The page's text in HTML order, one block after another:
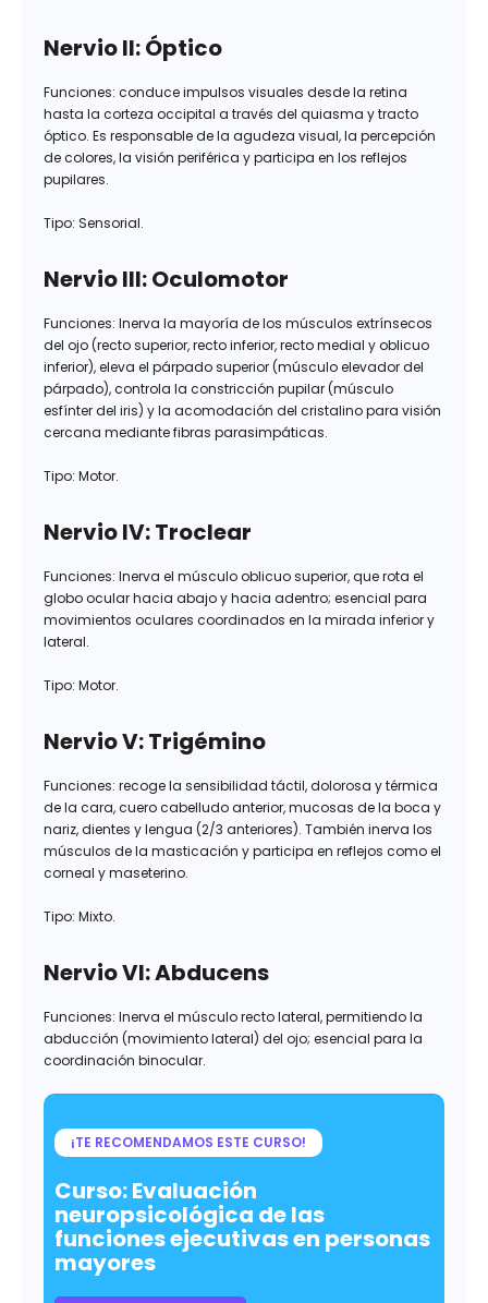
Nervio II: Óptico
Funciones: conduce impulsos visuales desde la retina
hasta la corteza occipital a través del quiasma y tracto
óptico. Es responsable de la agudeza visual, la percepción
de colores, la visión periférica y participa en los reflejos
pupilares.
Tipo: Sensorial.
Nervio III: Oculomotor
Funciones: Inerva la mayoría de los músculos extrínsecos
del ojo (recto superior, recto inferior, recto medial y oblicuo
inferior), eleva el párpado superior (músculo elevador del
párpado), controla la constricción pupilar (músculo
esfínter del iris) y la acomodación del cristalino para visión
cercana mediante fibras parasimpáticas.
Tipo: Motor.
Nervio IV: Troclear
Funciones: Inerva el músculo oblicuo superior, que rota el
globo ocular hacia abajo y hacia adentro; esencial para
movimientos oculares coordinados en la mirada inferior y
lateral.
Tipo: Motor.
Nervio V: Trigémino
Funciones: recoge la sensibilidad táctil, dolorosa y térmica
de la cara, cuero cabelludo anterior, mucosas de la boca y
nariz, dientes y lengua (2/3 anteriores). También inerva los
músculos de la masticación y participa en reflejos como el
corneal y maseterino.
Tipo: Mixto.
Nervio VI: Abducens
Funciones: Inerva el músculo recto lateral, permitiendo la
abducción (movimiento lateral) del ojo; esencial para la
coordinación binocular.
¡TE RECOMENDAMOS ESTE CURSO!
Curso: Evaluación
neuropsicológica de las
funciones ejecutivas en personas
mayores